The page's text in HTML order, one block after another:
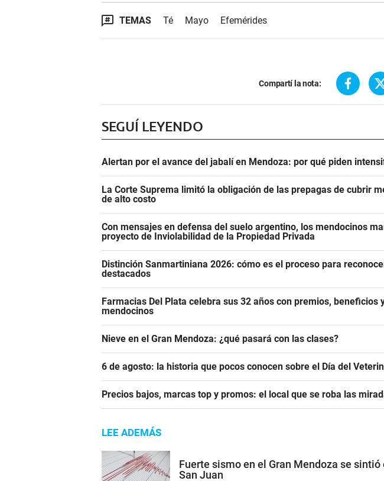
TEMAS Té Mayo Efemérides
Compartí la nota:
SEGUÍ LEYENDO
Alertan por el avance del jabalí en Mendoza: por qué piden
La Corte Suprema limitó la obligación de las prepagas de cubrir
de alto costo
Con mensajes en defensa del suelo argentino, los mendocinos
proyecto de Inviolabilidad de la Propiedad Privada
Distinción Sanmartiniana 2026: cómo es el proceso para
destacados
Farmacias Del Plata celebra sus 32 años con premios, beneficios
mendocinos
Nieve en el Gran Mendoza: ¿qué pasará con las clases?
6 de agosto: la historia que pocos conocen sobre el Día del
Precios bajos, marcas top y promos: el local que se roba las
LEE ADEMÁS
Fuerte sismo en el Gran Mendoza se
San Juan